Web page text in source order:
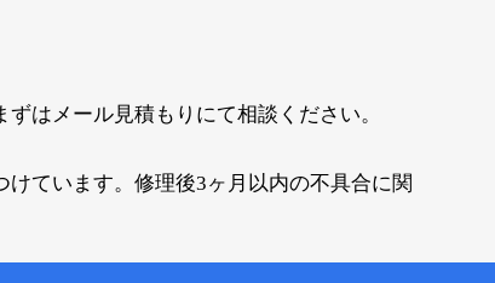
はメール見積もりにて相談ください。
けています。修理後3ヶ月以内の不具合に関